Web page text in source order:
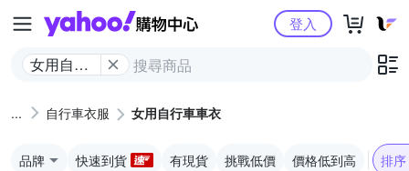
Yahoo購物中心
女用自行
登入
自行車衣服 女用自行車車衣
品牌 快速到貨 有現貨 挑戰低價 價格低到高 排序